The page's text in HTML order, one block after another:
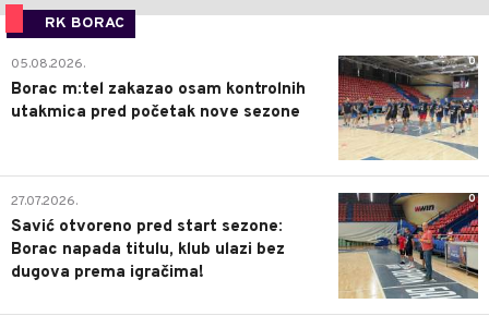
RK BORAC
0
05.08.2026.
Borac m:tel zakazao osam kontrolnih
utakmica pred početak nove sezone
0
27.07.2026.
Savić otvoreno pred start sezone:
Borac napada titulu, klub ulazi bez
dugova prema igračima!